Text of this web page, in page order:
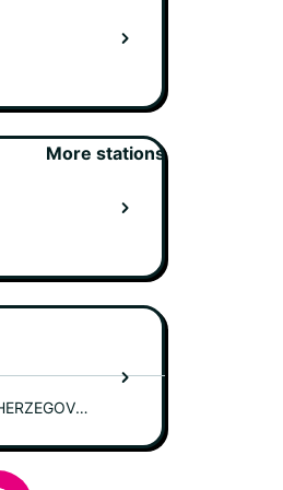
SARAJEVO - BOSNIA AND HERZEGOVINA
More stations